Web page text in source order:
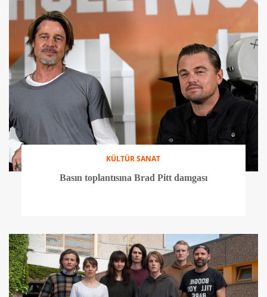
KÜLTÜR SANAT
Basın toplantısına Brad Pitt damgası